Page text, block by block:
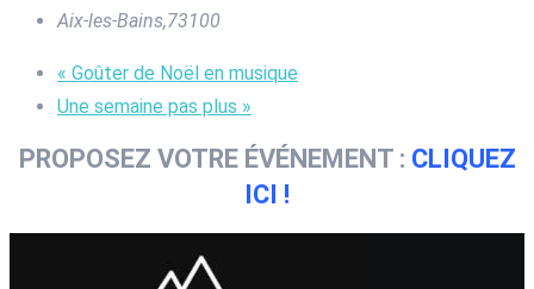
Aix-les-Bains,73100
« Goûter de Noël en musique
Une semaine pas plus »
PROPOSEZ VOTRE ÉVÉNEMENT : CLIQUEZ
ICI !